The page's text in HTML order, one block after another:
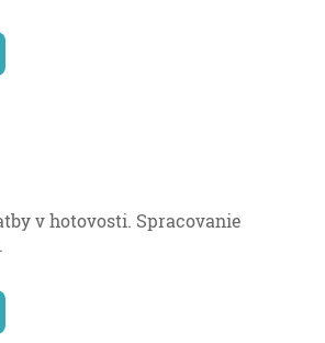
v hotovosti. Spracovanie